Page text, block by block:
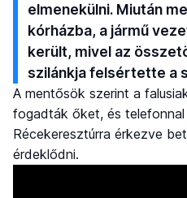
elmenekülni. Miután
kórházba, a jármű
került, mivel az
szilánkja felsértette a
A mentősök szerint a
fogadták őket, és
Récekeresztúrra érkezve
érdeklődni.